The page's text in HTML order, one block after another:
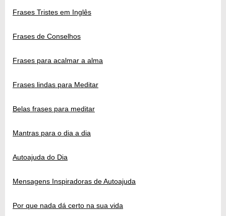
Frases Tristes em Inglês
Frases de Conselhos
Frases para acalmar a alma
Frases lindas para Meditar
Belas frases para meditar
Mantras para o dia a dia
Autoajuda do Dia
Mensagens Inspiradoras de Autoajuda
Por que nada dá certo na sua vida